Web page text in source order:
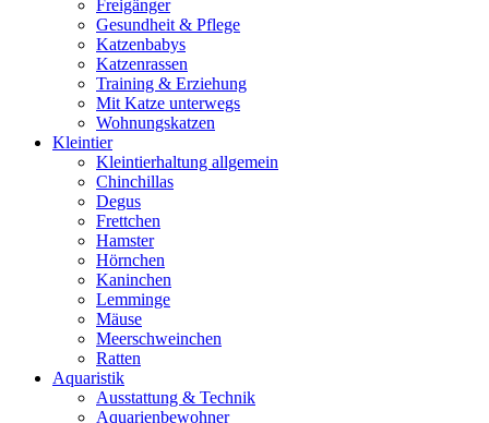
Freigänger
Gesundheit & Pflege
Katzenbabys
Katzenrassen
Training & Erziehung
Mit Katze unterwegs
Wohnungskatzen
Kleintier
Kleintierhaltung allgemein
Chinchillas
Degus
Frettchen
Hamster
Hörnchen
Kaninchen
Lemminge
Mäuse
Meerschweinchen
Ratten
Aquaristik
Ausstattung & Technik
Aquarienbewohner